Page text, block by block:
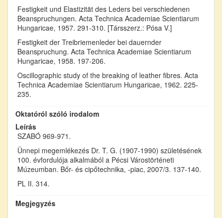
Festigkeit und Elastizität des Leders bei verschiedenen
Beanspruchungen. Acta Technica Academiae Scientiarum
Hungaricae, 1957. 291-310. [Társszerz.: Pósa V.]
Festigkeit der Treibriemenleder bei dauernder
Beanspruchung. Acta Technica Academiae Scientiarum
Hungaricae, 1958. 197-206.
Oscillographic study of the breaking of leather fibres. Acta
Technica Academiae Scientiarum Hungaricae, 1962. 225-
235.
Oktatóról szóló irodalom
Leírás
SZABÓ 969-971.
Ünnepi megemlékezés Dr. T. G. (1907-1990) születésének
100. évfordulója alkalmából a Pécsi Várostörténeti
Múzeumban. Bőr- és cipőtechnika, -piac, 2007/3. 137-140.
PL II. 314.
Megjegyzés